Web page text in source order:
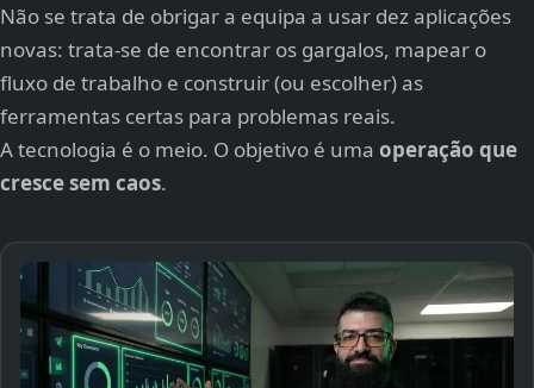
Não se trata de obrigar a equipa a usar dez aplicações
novas: trata-se de encontrar os gargalos, mapear o
fluxo de trabalho e construir (ou escolher) as
ferramentas certas para problemas reais.
A tecnologia é o meio. O objetivo é uma operação que
cresce sem caos.